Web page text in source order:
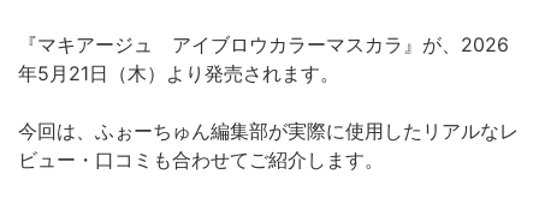
『マキアージュ アイブロウカラーマスカラ』が、2026
年5月21日（木）より発売されます。
今回は、ふぉーちゅん編集部が実際に使用したリアルなレ
ビュー・口コミも合わせてご紹介します。